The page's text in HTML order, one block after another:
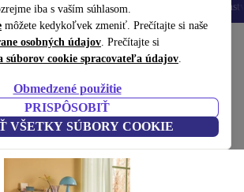
iba s vaším súhlasom.
môžete kedykoľvek zmeniť. Prečítajte si naše
osobných údajov. Prečítajte si
súborov cookie spracovateľa údajov.
Obmedzené použitie
PRISPÔSOBIŤ
VŠETKY SÚBORY COOKIE
Tablety Inteligentné hodinky
Nábytok
čierny